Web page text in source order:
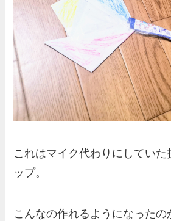
これはマイク代わりにしていた
ップ。
こんなの作れるようになった